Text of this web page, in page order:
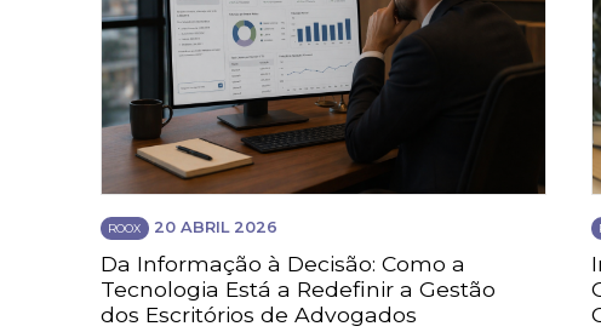
ROOX 20 ABRIL 2026
Da Informação à Decisão: Como a
Tecnologia Está a Redefinir a Gestão
dos Escritórios de Advogados